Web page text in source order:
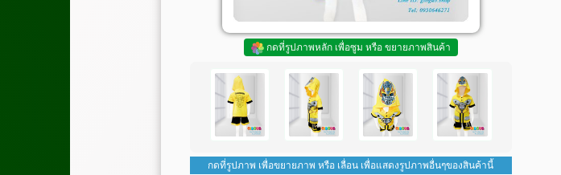
กดที่รูปภาพหลัก เพื่อซูม หรือ ขยายภาพสินค้า
กดที่รูปภาพ เพื่อขยายภาพ หรือ เลื่อน เพื่อแสดงรูปภาพอื่นๆของสินค้านี้